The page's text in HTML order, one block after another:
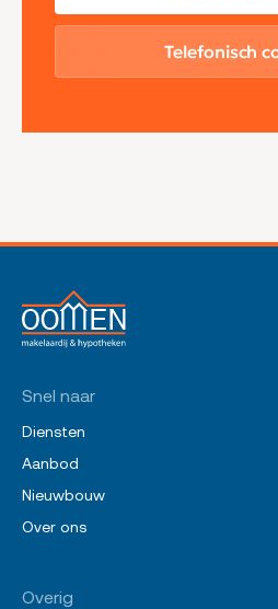
Telefonisch
Snel naar
Diensten
Aanbod
Nieuwbouw
Over ons
Overig